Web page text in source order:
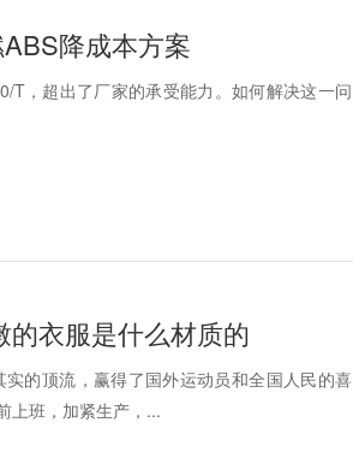
降成本方案
T，超出了厂家的承受能力。如何解决这一问
衣服是什么材质的
的顶流，赢得了国外运动员和全国人民的喜
上班，加紧生产，...